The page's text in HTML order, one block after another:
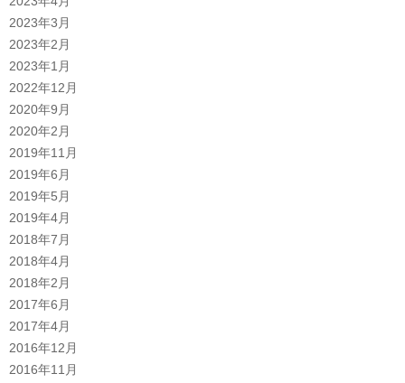
2023年3月
2023年2月
2023年1月
2022年12月
2020年9月
2020年2月
2019年11月
2019年6月
2019年5月
2019年4月
2018年7月
2018年4月
2018年2月
2017年6月
2017年4月
2016年12月
2016年11月